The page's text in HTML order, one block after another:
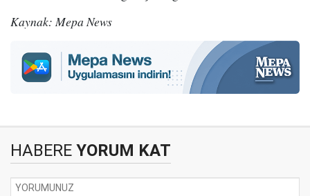
Kaynak: Mepa News
HABERE YORUM KAT